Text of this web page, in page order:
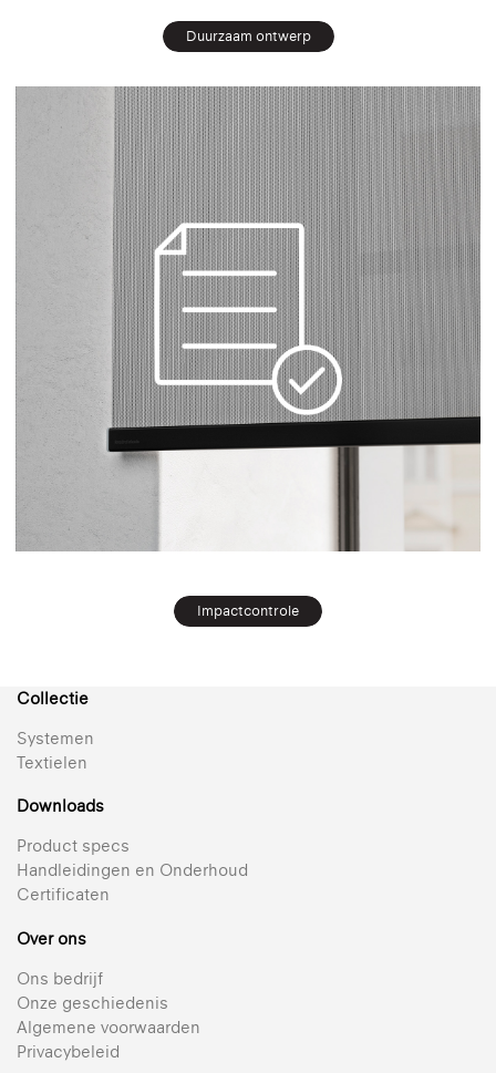
Duurzaam ontwerp
Impactcontrole
Collectie
Systemen
Textielen
Downloads
Product specs
Handleidingen en Onderhoud
Certificaten
Over ons
Ons bedrijf
Onze geschiedenis
Algemene voorwaarden
Privacybeleid